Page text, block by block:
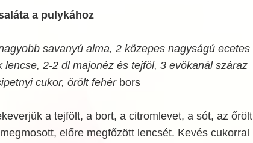
a pulykához
savanyú alma, 2 közepes nagyságú ecetes
lencse, 2-2 dl majonéz és tejföl, 3 evőkanál száraz
cukor, őrölt fehér bors
a tejfölt, a bort, a citromlevet, a sót, az őrölt
előre megfőzött lencsét. Kevés cukorral